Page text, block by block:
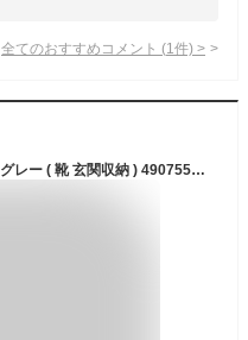
全てのおすすめコメント (1 件) >
平和工業 シューズラック スリム 10段 グレー ( 靴 玄関収納 ) 4907556213617 収納 棚 省スペース 日本製